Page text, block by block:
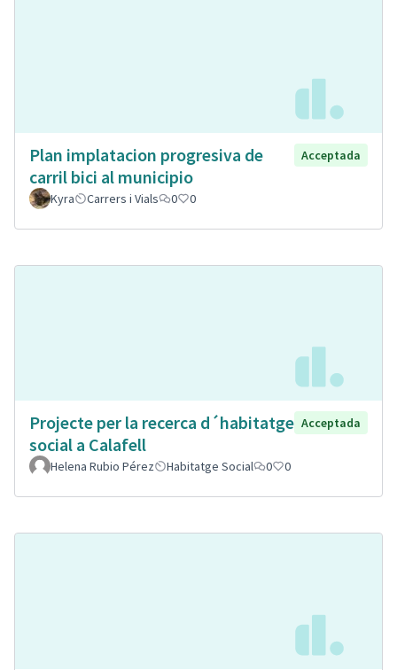
Plan implatacion progresiva de
carril bici al municipio
Acceptada
Kyra Carrers i Vials 0 0
Projecte per la recerca d´habitatge
social a Calafell
Acceptada
Helena Rubio Pérez Habitatge Social 0 0